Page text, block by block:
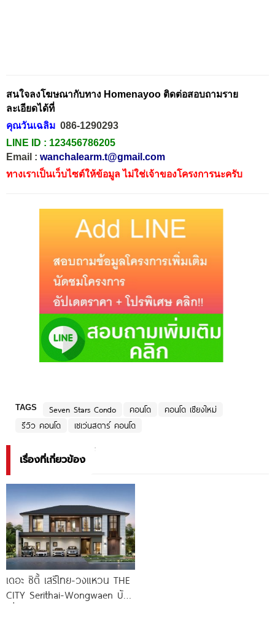
สนใจลงโฆษณากับทาง Homenayoo ติดต่อสอบถามราย
ละเอียดได้ที่
คุณวันเฉลิม 086-1290293
LINE ID : 123456786205
Email : wanchalearm.t@gmail.com
ทางเราเป็นเว็บไซต์ให้ข้อมูล ไม่ใช่เจ้าของโครงการนะครับ
TAGS Seven Stars Condo คอนโด
คอนโด เชียงใหม่
รีวิว คอนโด
เซเว่นสตาร์ คอนโด
เรื่องที่เกี่ยวข้อง
เดอะ ซิตี้ เสรีไทย-วงแหวน THE
CITY Serithai-Wongwaen บ้าน